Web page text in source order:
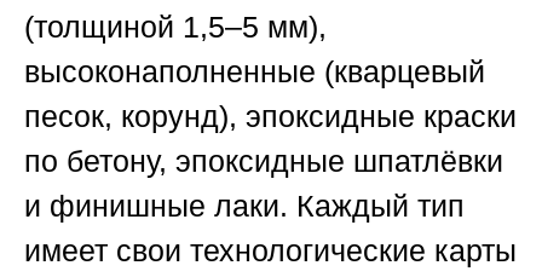
(толщиной 1,5–5 мм),
высоконаполненные (кварцевый
песок, корунд), эпоксидные краски
по бетону, эпоксидные шпатлёвки
и финишные лаки. Каждый тип
имеет свои технологические карты